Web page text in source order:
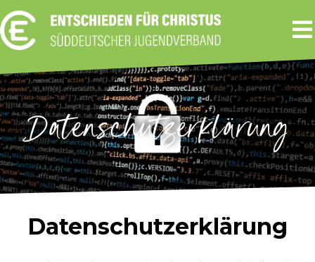
Datenschutzerklärung
Datenschutzerklärung